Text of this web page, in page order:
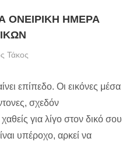
ΟΝΕΙΡΙΚΗ ΗΜΕΡΑ
Τάκος
επίπεδο. Οι εικόνες μέσα
σχεδόν
για λίγο στον δικό σου
υπέροχο, αρκεί να